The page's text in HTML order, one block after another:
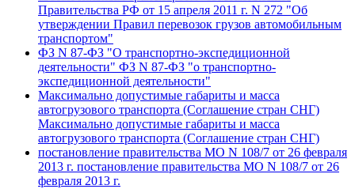
Правительства РФ от 15 апреля 2011 г. N 272 "Об
утверждении Правил перевозок грузов автомобильным
транспортом"
ФЗ N 87-ФЗ "О транспортно-экспедиционной
деятельности" ФЗ N 87-ФЗ "о транспортно-
экспедиционной деятельности"
Максимально допустимые габариты и масса
автогрузового транспорта (Соглашение стран СНГ)
Максимально допустимые габариты и масса
автогрузового транспорта (Соглашение стран СНГ)
постановление правительства МО N 108/7 от 26 февраля
2013 г. постановление правительства МО N 108/7 от 26
февраля 2013 г.